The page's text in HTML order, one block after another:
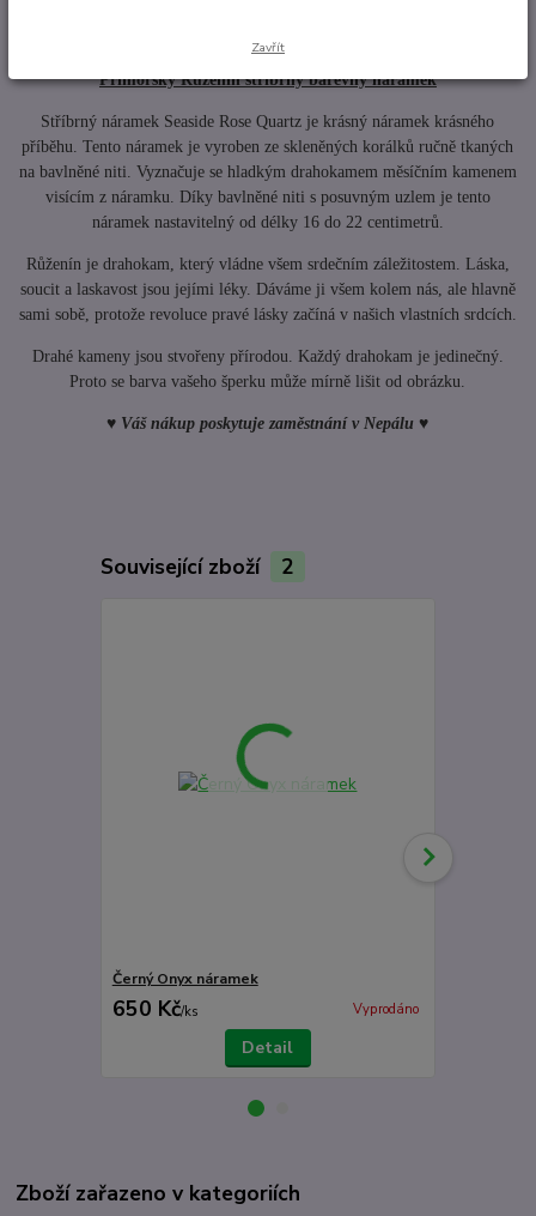
Přímořský Růženín stříbrný barevný náramek
Stříbrný náramek Seaside Rose Quartz je krásný náramek krásného
příběhu. Tento náramek je vyroben ze skleněných korálků ručně tkaných
na bavlněné niti. Vyznačuje se hladkým drahokamem měsíčním kamenem
visícím z náramku. Díky bavlněné niti s posuvným uzlem je tento
náramek nastavitelný od délky 16 do 22 centimetrů.
Růženín je drahokam, který vládne všem srdečním záležitostem. Láska,
soucit a laskavost jsou jejími léky. Dáváme ji všem kolem nás, ale hlavně
sami sobě, protože revoluce pravé lásky začíná v našich vlastních srdcích.
Drahé kameny jsou stvořeny přírodou. Každý drahokam je jedinečný.
Proto se barva vašeho šperku může mírně lišit od obrázku.
♥ Váš nákup poskytuje zaměstnání v Nepálu♥
Související zboží 2
Černý Onyx náramek
650 Kč/ks Vyprodáno
Detail
Zboží zařazeno v kategoriích
Zavřít